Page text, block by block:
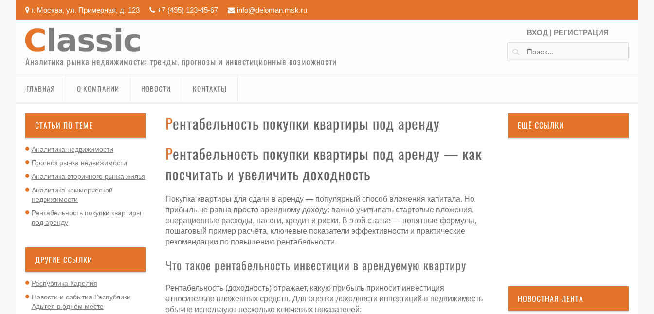
г. Москва, ул. Примерная, д. 123 +7 (495) 123-45-67 info@deloman.msk.ru
Аналитика рынка недвижимости: тренды, прогнозы и инвестиционные возможности
ВХОД | РЕГИСТРАЦИЯ
ГЛАВНАЯ О КОМПАНИИ НОВОСТИ КОНТАКТЫ
СТАТЬИ ПО ТЕМЕ
Аналитика недвижимости
Прогноз рынка недвижимости
Аналитика вторичного рынка жилья
Аналитика коммерческой
недвижимости
Рентабельность покупки квартиры
под аренду
ДРУГИЕ ССЫЛКИ
Республика Карелия
Новости и события Республики
Адыгея в одном месте
Рентабельность покупки квартиры под аренду
Рентабельность покупки квартиры под аренду — как
посчитать и увеличить доходность
Покупка квартиры для сдачи в аренду — популярный способ вложения капитала. Но
прибыль не равна просто арендному доходу: важно учитывать стартовые вложения,
операционные расходы, налоги, кредит и риски. В этой статье — понятные формулы,
пошаговый пример расчёта, ключевые показатели эффективности и практические
рекомендации по повышению рентабельности.
Что такое рентабельность инвестиции в арендуемую квартиру
Рентабельность (доходность) отражает, какую прибыль приносит инвестиция
относительно вложенных средств. Для оценки доходности инвестиций в недвижимость
обычно используют несколько ключевых показателей:
ЕЩЁ ССЫЛКИ
НОВОСТНАЯ ЛЕНТА